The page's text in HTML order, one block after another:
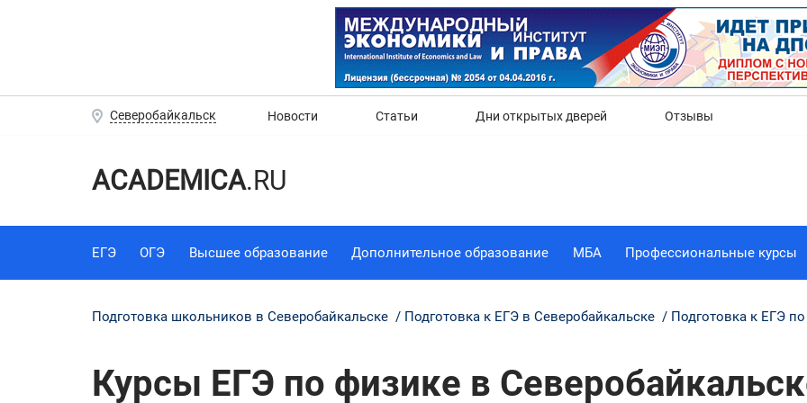
Северобайкальск Новости Статьи Дни открытых дверей Отзывы
ACADEMICA.RU
ЕГЭ ОГЭ Высшее образование Дополнительное образование МБА Профессиональные курсы
Подготовка школьников в Северобайкальске Подготовка к ЕГЭ в Северобайкальске Подготовка к ЕГЭ
Курсы ЕГЭ по физике в
Нет